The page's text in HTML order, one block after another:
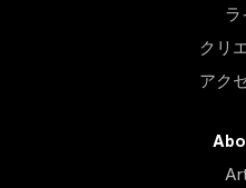
クリ
アク